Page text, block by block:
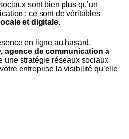
sont bien plus qu’un
: ce sont de véritables
et digitale.
en ligne au hasard.
agence de communication à
une stratégie réseaux sociaux
entreprise la visibilité qu’elle